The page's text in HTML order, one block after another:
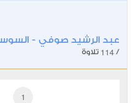
عبد الرشيد صوفي -
/
114 تلاوة
1